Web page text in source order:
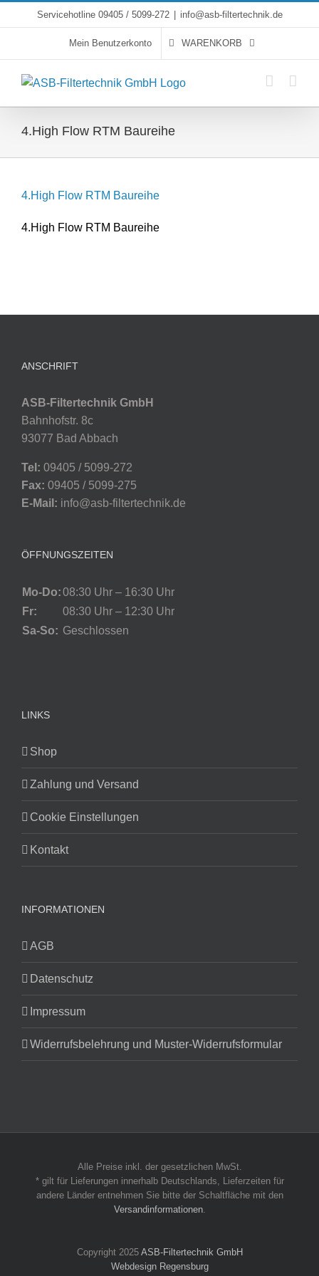
to
Servicehotline 09405 / 5099-272 info@asb-filtertechnik.de
Mein Benutzerkonto WARENKORB
4.High Flow RTM Baureihe
4.High Flow RTM Baureihe
4.High Flow RTM Baureihe
ANSCHRIFT
ASB-Filtertechnik GmbH
Bahnhofstr. 8c
93077 Bad Abbach
Tel: 09405 / 5099-272
Fax: 09405 / 5099-275
E-Mail: info@asb-filtertechnik.de
ÖFFNUNGSZEITEN
Mo-Do:08:30 Uhr – 16:30 Uhr
Fr:
08:30 Uhr – 12:30 Uhr
Sa-So: Geschlossen
LINKS
Shop
Zahlung und Versand
Cookie Einstellungen
Kontakt
INFORMATIONEN
AGB
Datenschutz
Impressum
Widerrufsbelehrung und Muster-Widerrufsformular
Alle Preise inkl. der gesetzlichen MwSt.
* gilt für Lieferungen innerhalb Deutschlands, Lieferzeiten für
andere Länder entnehmen Sie bitte der Schaltfläche mit den
Versandinformationen.
Copyright 2025 ASB-Filtertechnik GmbH
Webdesign Regensburg